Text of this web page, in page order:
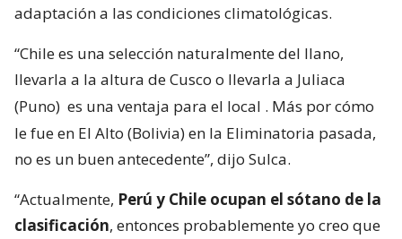
adaptación a las condiciones climatológicas.
“Chile es una selección naturalmente del llano,
llevarla a la altura de Cusco o llevarla a Juliaca
(Puno) es una ventaja para el local . Más por cómo
le fue en El Alto (Bolivia) en la Eliminatoria pasada,
no es un buen antecedente”, dijo Sulca.
“Actualmente, Perú y Chile ocupan el sótano de la
clasificación, entonces probablemente yo creo que